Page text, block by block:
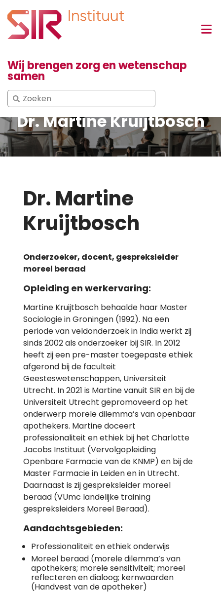
Wij brengen zorg en wetenschap
samen
Search
for:
Dr. Martine Kruijtbosch
Dr. Martine
Kruijtbosch
Onderzoeker, docent, gespreksleider
moreel beraad
Opleiding en werkervaring:
Martine Kruijtbosch behaalde haar Master
Sociologie in Groningen (1992). Na een
periode van veldonderzoek in India werkt zij
sinds 2002 als onderzoeker bij SIR. In 2012
heeft zij een pre-master toegepaste ethiek
afgerond bij de faculteit
Geesteswetenschappen, Universiteit
Utrecht. In 2021 is Martine vanuit SIR en bij de
Universiteit Utrecht gepromoveerd op het
onderwerp morele dilemma’s van openbaar
apothekers. Martine doceert
professionaliteit en ethiek bij het Charlotte
Jacobs Instituut (Vervolgopleiding
Openbare Farmacie van de KNMP) en bij de
Master Farmacie in Leiden en in Utrecht.
Daarnaast is zij gespreksleider moreel
beraad (VUmc landelijke training
gespreksleiders Moreel Beraad).
Aandachtsgebieden:
Professionaliteit en ethiek onderwijs
Moreel beraad (morele dilemma’s van
apothekers; morele sensitiviteit; moreel
reflecteren en dialoog; kernwaarden
(Handvest van de apotheker)